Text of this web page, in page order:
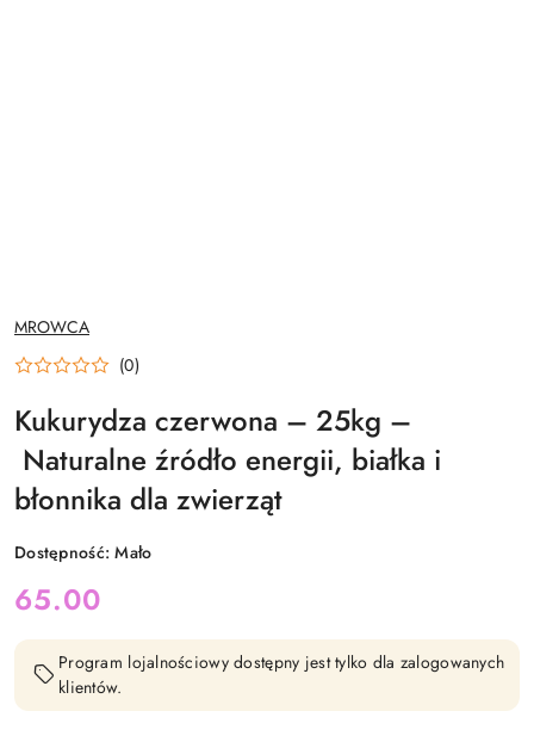
NAZWA
PRODUCENTA:
MROWCA
(0)
Kukurydza czerwona – 25kg –
Naturalne źródło energii, białka i
błonnika dla zwierząt
Dostępność:Mało
cena:
65.00
Program lojalnościowy dostępny jest tylko dla zalogowanych
klientów.